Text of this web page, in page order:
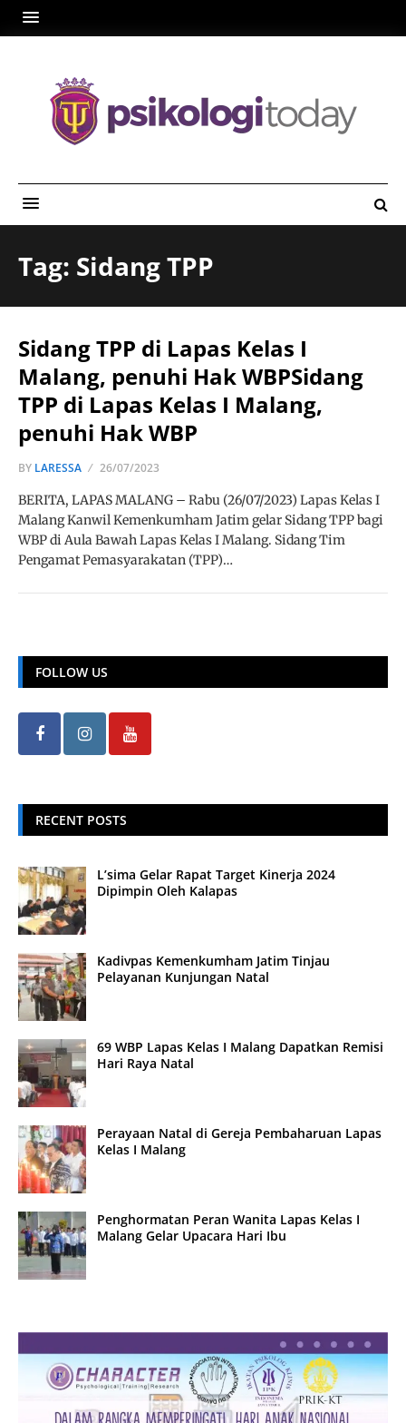
Tag: Sidang TPP
Sidang TPP di Lapas Kelas I
Malang, penuhi Hak WBPSidang
TPP di Lapas Kelas I Malang,
penuhi Hak WBP
BY LARESSA 26/07/2023
BERITA, LAPAS MALANG – Rabu (26/07/2023) Lapas Kelas I
Malang Kanwil Kemenkumham Jatim gelar Sidang TPP bagi
WBP di Aula Bawah Lapas Kelas I Malang. Sidang Tim
Pengamat Pemasyarakatan (TPP)…
FOLLOW US
RECENT POSTS
L’sima Gelar Rapat Target Kinerja 2024
Dipimpin Oleh Kalapas
Kadivpas Kemenkumham Jatim Tinjau
Pelayanan Kunjungan Natal
69 WBP Lapas Kelas I Malang Dapatkan Remisi
Hari Raya Natal
Perayaan Natal di Gereja Pembaharuan Lapas
Kelas I Malang
Penghormatan Peran Wanita Lapas Kelas I
Malang Gelar Upacara Hari Ibu